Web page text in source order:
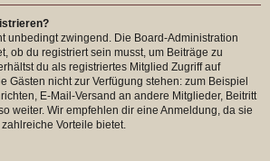
unbedingt zwingend. Die Board-Administration
ob du registriert sein musst, um Beiträge zu
du als registriertes Mitglied Zugriff auf
Gästen nicht zur Verfügung stehen: zum Beispiel
E-Mail-Versand an andere Mitglieder, Beitritt
weiter. Wir empfehlen dir eine Anmeldung, da sie
Vorteile bietet.